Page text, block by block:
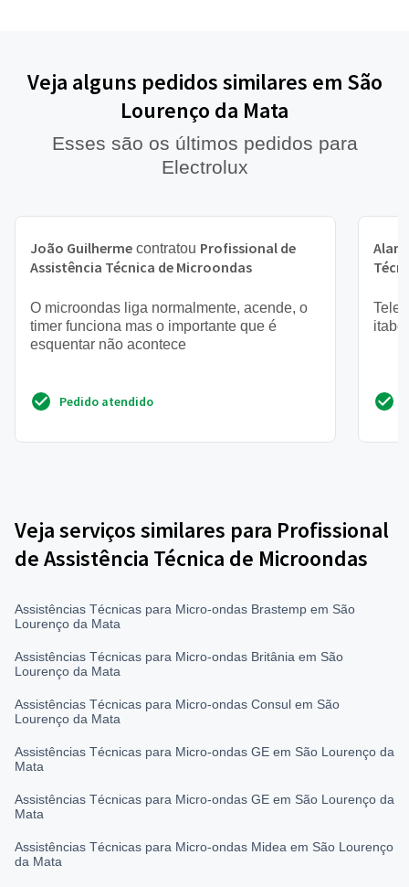
Veja alguns pedidos similares em São
Lourenço da Mata
Esses são os últimos pedidos para
Electrolux
João Guilherme contratou Profissional de
Assistência Técnica de Microondas
O microondas liga normalmente, acende, o
timer funciona mas o importante que é
esquentar não acontece
Pedido atendido
Veja serviços similares para Profissional
de Assistência Técnica de Microondas
Assistências Técnicas para Micro-ondas Brastemp em São
Lourenço da Mata
Assistências Técnicas para Micro-ondas Britânia em São
Lourenço da Mata
Assistências Técnicas para Micro-ondas Consul em São
Lourenço da Mata
Assistências Técnicas para Micro-ondas GE em São Lourenço da
Mata
Assistências Técnicas para Micro-ondas GE em São Lourenço da
Mata
Assistências Técnicas para Micro-ondas Midea em São Lourenço
da Mata